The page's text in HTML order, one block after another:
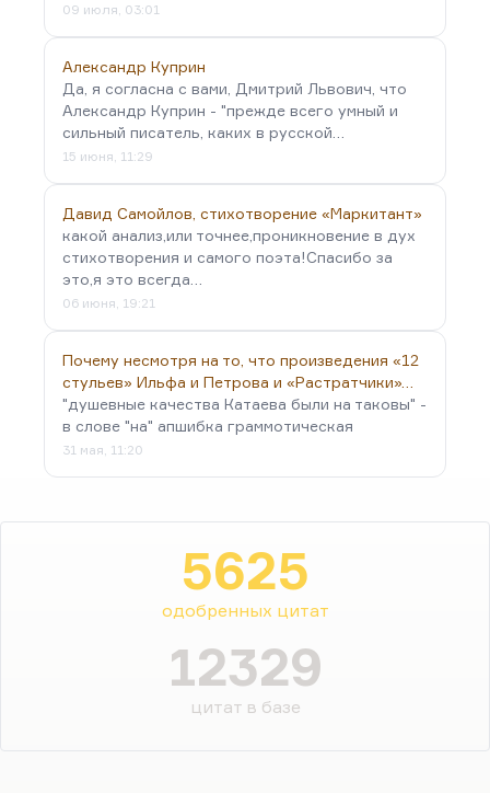
09 июля, 03:01
Александр Куприн
Да, я согласна с вами, Дмитрий Львович, что
Александр Куприн - "прежде всего умный и
сильный писатель, каких в русской…
15 июня, 11:29
Давид Самойлов, стихотворение «Маркитант»
какой анализ,или точнее,проникновение в дух
стихотворения и самого поэта!Спасибо за
это,я это всегда…
06 июня, 19:21
Почему несмотря на то, что произведения «12
стульев» Ильфа и Петрова и «Растратчики»…
"душевные качества Катаева были на таковы" -
в слове "на" апшибка граммотическая
31 мая, 11:20
5625
одобренных цитат
12329
цитат в базе